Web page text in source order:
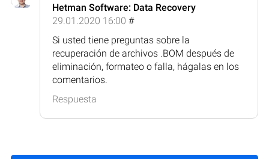
Hetman Software: Data Recovery
29.01.2020 16:00 #
Si usted tiene preguntas sobre la
recuperación de archivos .BOM después de
eliminación, formateo o falla, hágalas en los
comentarios.
Respuesta